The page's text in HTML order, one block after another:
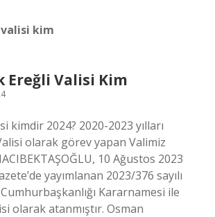
valisi kim
Ereğli Valisi Kim
kimdir 2024? 2020-2023 yılları
olarak görev yapan Valimiz
10 Ağustos 2023
yayımlanan 2023/376 sayılı
Cumhurbaşkanlığı Kararnamesi ile
olarak atanmıştır. Osman